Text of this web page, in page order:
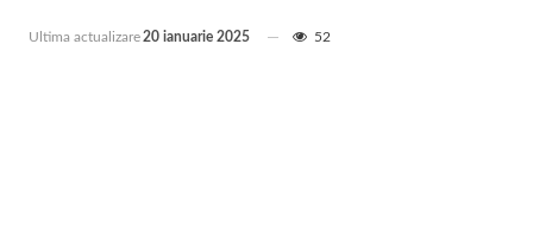
Ultima actualizare20 ianuarie 2025 52